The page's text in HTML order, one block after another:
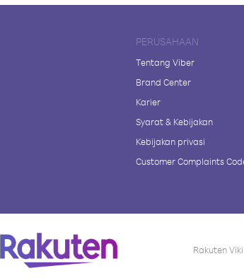
PERUSAHAAN
Tentang Viber
Brand Center
Karier
Syarat & Kebijakan
Kebijakan privasi
Customer Complaints
Rakuten Viki